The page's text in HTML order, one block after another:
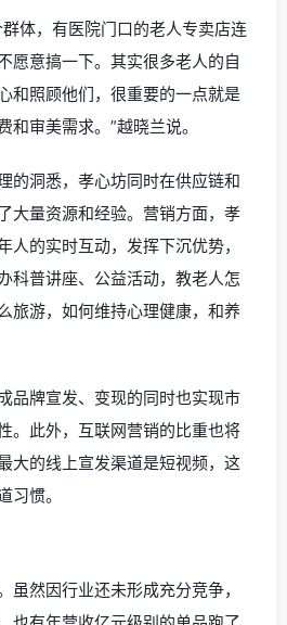
体，有医院门口的老人专卖店连
愿意搞一下。其实很多老人的自
和照顾他们，很重要的一点就是
审美需求。”越晓兰说。
的洞悉，孝心坊同时在供应链和
大量资源和经验。营销方面，孝
人的实时互动，发挥下沉优势，
科普讲座、公益活动，教老人怎
旅游，如何维持心理健康，和养
品牌宣发、变现的同时也实现市
。此外，互联网营销的比重也将
大的线上宣发渠道是短视频，这
习惯。
虽然因行业还未形成充分竞争，